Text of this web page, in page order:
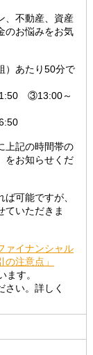
、不動産、資産
のお悩みをお気
）あたり50分で
③13:00～
上記の時間帯の
お知らせくだ
可能ですが、
ていただきま
ァイナンシャル
注意点」
ます。
さい。詳しく